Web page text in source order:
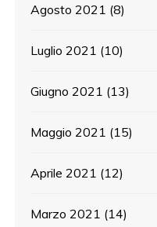
Agosto 2021 (8)
Luglio 2021 (10)
Giugno 2021 (13)
Maggio 2021 (15)
Aprile 2021 (12)
Marzo 2021 (14)